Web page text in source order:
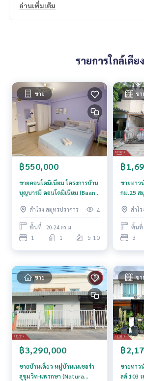
สนใจสอบถามข้อมูลเพิ่มเติม หรือ นัดชมบ้านไ
Line ID : grotgrot
Callcenter : 02-047-4282
สนใจดูทรัพย์อื่นๆ เพิ่มเติม มากกว่า 3,000 ร
www.tb.co.th
ทนอสังหาริมทรัพย์ครบวงจร ด้วยความเป็นมื
ยี และ นวัตกรรมที่สร้างสรรค์ เพื่อส่งมอบบริการที่ดีที่สุดเพื่อคุณ ใ
ห้บริการด้าน ซื้อ ขาย เช่า อสังหาริมทรัพย์
อ่านเพิ่มเติม
รายการใกล้เคียง
ขาย
฿550,000
ขายคอนโดมิเนียม โครงการบ้าน
บุญบารมี คอนโดมิเนียม (Baan
สมุทรปราการ
สำโรง สมุทรปราการ 4
พื้นที่ : 20.24 ตร.ม.
1 1 5-10
ขา
฿
ขายทาว
กม.25 ส
สำโ
พื้นที่
3
ขาย
฿3,290,000
ขายบ้านเดี่ยว หมู่บ้านเนเชอร่า
สุขุมวิท-แพรกษา (Natura
ขา
฿
ขายทาว
ลล์ 103